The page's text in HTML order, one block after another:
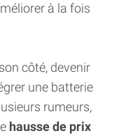
à la fois
côté, devenir
une batterie
rumeurs,
hausse de prix